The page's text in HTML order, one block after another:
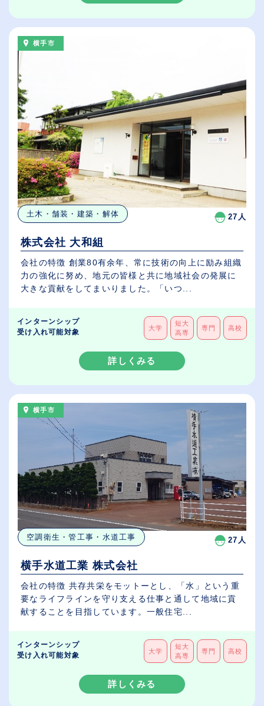
横手市
土木・舗装・建築・解体 27人
株式会社 大和組
会社の特徴 創業80有余年、常に技術の向上に励み組織
力の強化に努め、地元の皆様と共に地域社会の発展に
大きな貢献をしてまいりました。「いつ...
インターンシップ
受け入れ可能対象
大学
短大
高専
専門 高校
詳しくみる
横手市
空調衛生・管工事・水道工事 27人
横手水道工業 株式会社
会社の特徴 共存共栄をモットーとし、「水」という重
要なライフラインを守り支える仕事と通して地域に貢
献することを目指しています。一般住宅...
インターンシップ
受け入れ可能対象
大学
短大
高専
専門 高校
詳しくみる